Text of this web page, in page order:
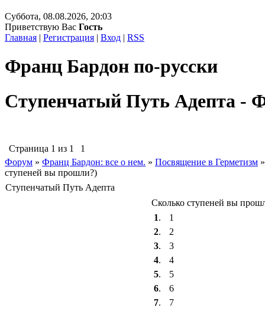
Суббота, 08.08.2026, 20:03
Приветствую Вас Гость
Главная | Регистрация | Вход | RSS
Франц Бардон по-русски
Ступенчатый Путь Адепта -
Страница 1 из 1
1
Форум » Франц Бардон: все о нем. » Посвящение в Герметизм »
ступеней вы прошли?)
Ступенчатый Путь Адепта
Сколько ступеней вы
1.
1
2.
2
3.
3
4.
4
5.
5
6.
6
7.
7